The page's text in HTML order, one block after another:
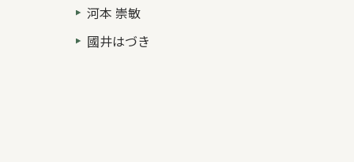
河本 崇敏
國井はづき